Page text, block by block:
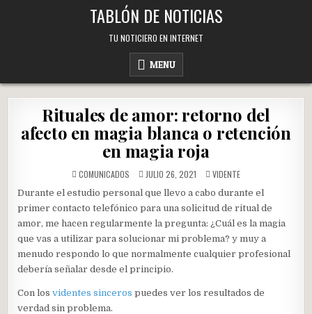
TABLÓN DE NOTICIAS
TU NOTICIERO EN INTERNET
MENU
Rituales de amor: retorno del
afecto en magia blanca o retención
en magia roja
COMUNICADOS JULIO 26, 2021 POSTED
IN
VIDENTE
Durante el estudio personal que llevo a cabo durante el
primer contacto telefónico para una solicitud de ritual de
amor, me hacen regularmente la pregunta: ¿Cuál es la magia
que vas a utilizar para solucionar mi problema? y muy a
menudo respondo lo que normalmente cualquier profesional
debería señalar desde el principio.
Con losvidentes sinceros puedes ver los resultados de
verdad sin problema.